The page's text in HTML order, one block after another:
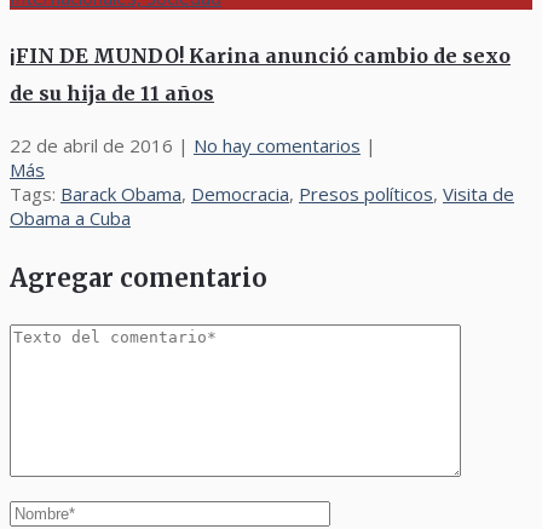
¡FIN DE MUNDO! Karina anunció cambio de sexo
de su hija de 11 años
22 de abril de 2016 | No hay comentarios |
Más
Tags: Barack Obama, Democracia, Presos políticos, Visita de
Obama a Cuba
Agregar comentario